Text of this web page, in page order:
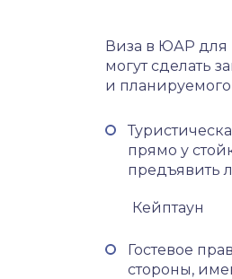
Виза в ЮАР для
могут сделать
и
прямо у
предъявить
Кейптаун
Гостевое
стороны,